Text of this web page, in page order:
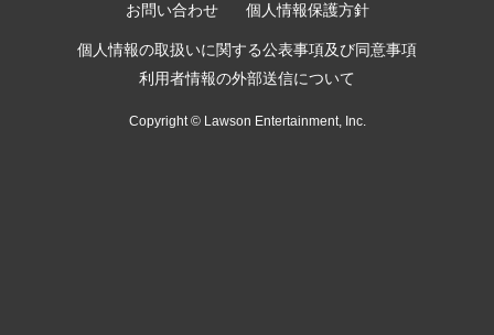
お問い合わせ 個人情報保護方針
個人情報の取扱いに関する公表事項及び同意事項
利用者情報の外部送信について
Copyright © Lawson Entertainment, Inc.